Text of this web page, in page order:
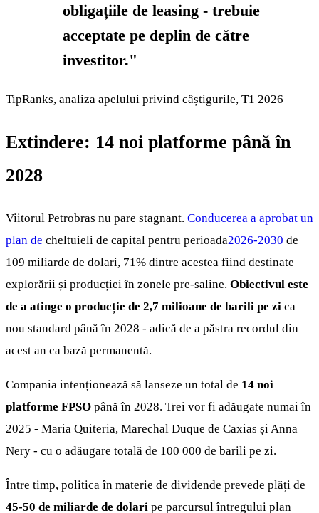
obligațiile de leasing - trebuie
acceptate pe deplin de către
investitor."
TipRanks, analiza apelului privind câștigurile, T1 2026
Extindere: 14 noi platforme până în
2028
Viitorul Petrobras nu pare stagnant. Conducerea a aprobat un
plan de cheltuieli de capital pentru perioada2026-2030 de
109 miliarde de dolari, 71% dintre acestea fiind destinate
explorării și producției în zonele pre-saline. Obiectivul este
de a atinge o producție de 2,7 milioane de barili pe zi ca
nou standard până în 2028 - adică de a păstra recordul din
acest an ca bază permanentă.
Compania intenționează să lanseze un total de 14 noi
platforme FPSO până în 2028. Trei vor fi adăugate numai în
2025 - Maria Quiteria, Marechal Duque de Caxias și Anna
Nery - cu o adăugare totală de 100 000 de barili pe zi.
Între timp, politica în materie de dividende prevede plăți de
45-50 de miliarde de dolari pe parcursul întregului plan